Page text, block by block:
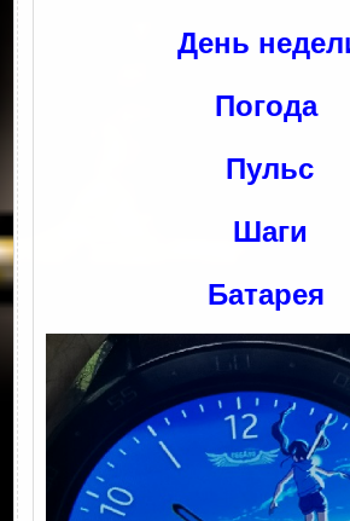
День
Погода
Пульс
Шаги
Батарея